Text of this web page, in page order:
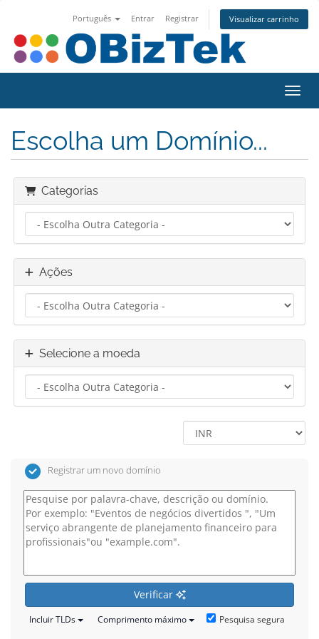
Português Entrar Registrar Visualizar carrinho
Escolha um Domínio...
Categorias
Ações
Selecione a moeda
Registrar um novo domínio
Verificar
Incluir TLDs Comprimento máximo Pesquisa segura